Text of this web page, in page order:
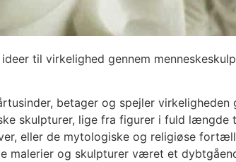
til virkelighed gennem
betager og spejler virkeligheden
skulpturer, lige fra figurer i fuld længde
eller de mytologiske og religiøse
malerier og skulpturer været et